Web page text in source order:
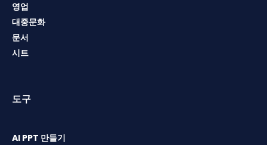
영업
대중문화
문서
시트
도구
AI PPT 만들기